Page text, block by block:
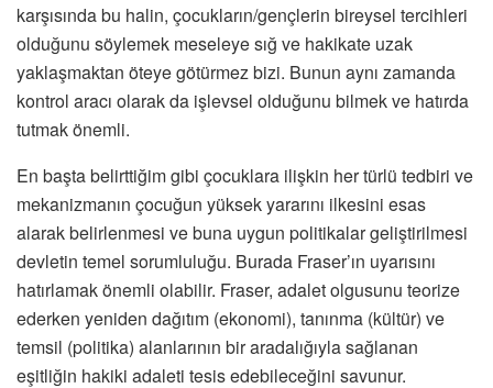
karşısında bu halin, çocukların/gençlerin bireysel tercihleri
olduğunu söylemek meseleye sığ ve hakikate uzak
yaklaşmaktan öteye götürmez bizi. Bunun aynı zamanda
kontrol aracı olarak da işlevsel olduğunu bilmek ve hatırda
tutmak önemli.
En başta belirttiğim gibi çocuklara ilişkin her türlü tedbiri ve
mekanizmanın çocuğun yüksek yararını ilkesini esas
alarak belirlenmesi ve buna uygun politikalar geliştirilmesi
devletin temel sorumluluğu. Burada Fraser’ın uyarısını
hatırlamak önemli olabilir. Fraser, adalet olgusunu teorize
ederken yeniden dağıtım (ekonomi), tanınma (kültür) ve
temsil (politika) alanlarının bir aradalığıyla sağlanan
eşitliğin hakiki adaleti tesis edebileceğini savunur.